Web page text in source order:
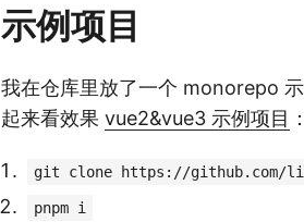
示例项目
我在仓库里放了一个 monorepo
起来看效果 vue2&vue3 示例项目 ：
git clone https://github.com/
pnpm i